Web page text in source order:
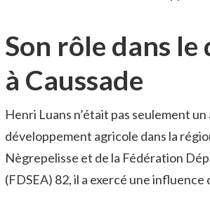
Son rôle dans
à Caussade
Henri Luans n’était pas seulement
développement agricole dans la
Nègrepelisse et de la Fédération
(FDSEA) 82, il a exercé une